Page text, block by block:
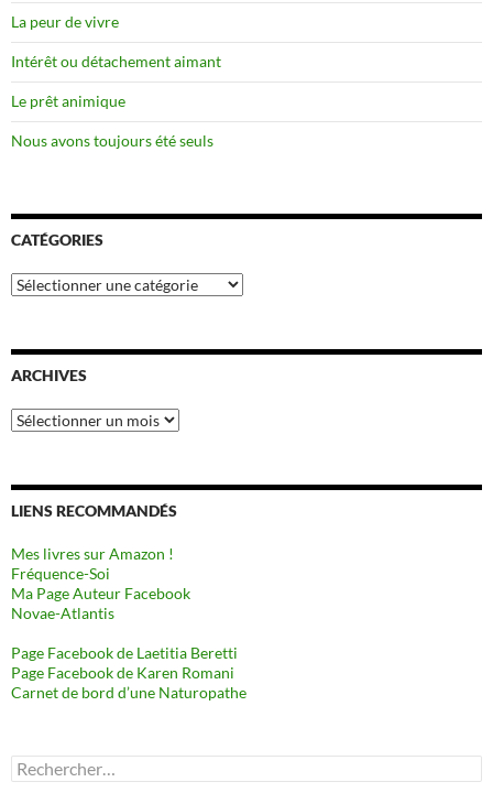
La peur de vivre
Intérêt ou détachement aimant
Le prêt animique
Nous avons toujours été seuls
CATÉGORIES
Catégories
ARCHIVES
Archives
LIENS RECOMMANDÉS
Mes livres sur Amazon !
Fréquence-Soi
Ma Page Auteur Facebook
Novae-Atlantis
Page Facebook de Laetitia Beretti
Page Facebook de Karen Romani
Carnet de bord d’une Naturopathe
Rechercher :